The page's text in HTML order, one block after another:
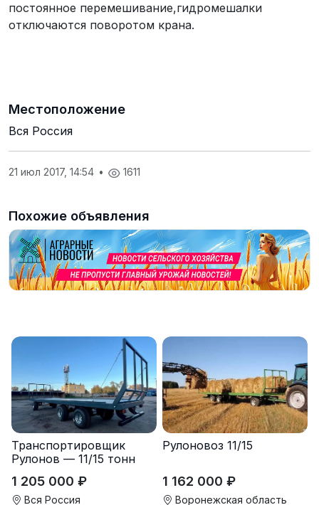
постоянное перемешивание,гидромешалки
отключаются поворотом крана.
Местоположение
Вся Россия
21 июл 2017, 14:54 • 1611
Похожие объявления
Транспортировщик
Рулонов — 11/15 тонн
1 205 000 ₽
Вся Россия
Рулоновоз 11/15
1 162 000 ₽
Воронежская область